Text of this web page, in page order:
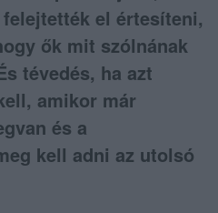
el értesíteni,
ők mit szólnának
tévedés, ha azt
amikor már
és a
kell adni az utolsó